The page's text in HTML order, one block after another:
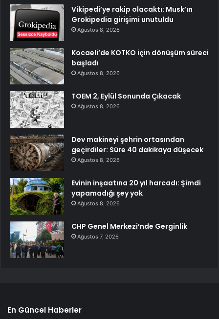
Vikipedi’ye rakip olacaktı: Musk’ın
Grokipedia girişimi unutuldu
Ağustos 8, 2026
Kocaeli’de KOTKO için dönüşüm süreci
başladı
Ağustos 8, 2026
TOEM 2, Eylül Sonunda Çıkacak
Ağustos 8, 2026
Dev makineyi şehrin ortasından
geçirdiler: Süre 40 dakikaya düşecek
Ağustos 8, 2026
Evinin inşaatına 20 yıl harcadı: Şimdi
yapamadığı şey yok
Ağustos 8, 2026
CHP Genel Merkezi’nde Gerginlik
Ağustos 7, 2026
En Güncel Haberler